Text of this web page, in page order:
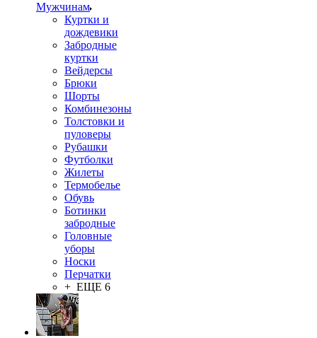
Мужчинам
Куртки и
дождевики
Забродные
куртки
Вейдерсы
Брюки
Шорты
Комбинезоны
Толстовки и
пуловеры
Рубашки
Футболки
Жилеты
Термобелье
Обувь
Ботинки
забродные
Головные
уборы
Носки
Перчатки
+ ЕЩЕ 6